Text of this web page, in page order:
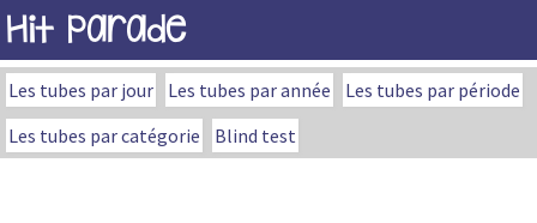
Hit Parade
Les tubes par jour Les tubes par année
Les tubes par période
Les tubes par catégorie
Blind test